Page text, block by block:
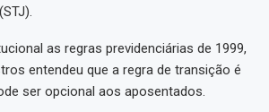
as regras previdenciárias de 1999,
entendeu que a regra de transição é
ser opcional aos aposentados.